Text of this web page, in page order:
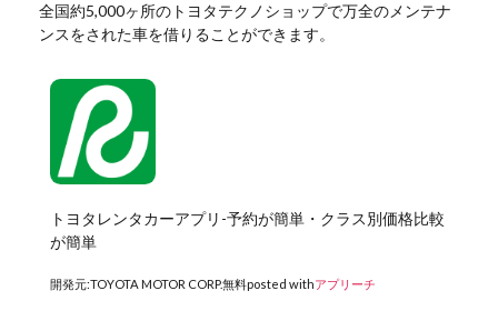
全国約5,000ヶ所のトヨタテクノショップで万全のメンテナ
ンスをされた車を借りることができます。
トヨタレンタカーアプリ-予約が簡単・クラス別価格比較
が簡単
開発元:TOYOTA MOTOR CORP.無料posted withアプリーチ